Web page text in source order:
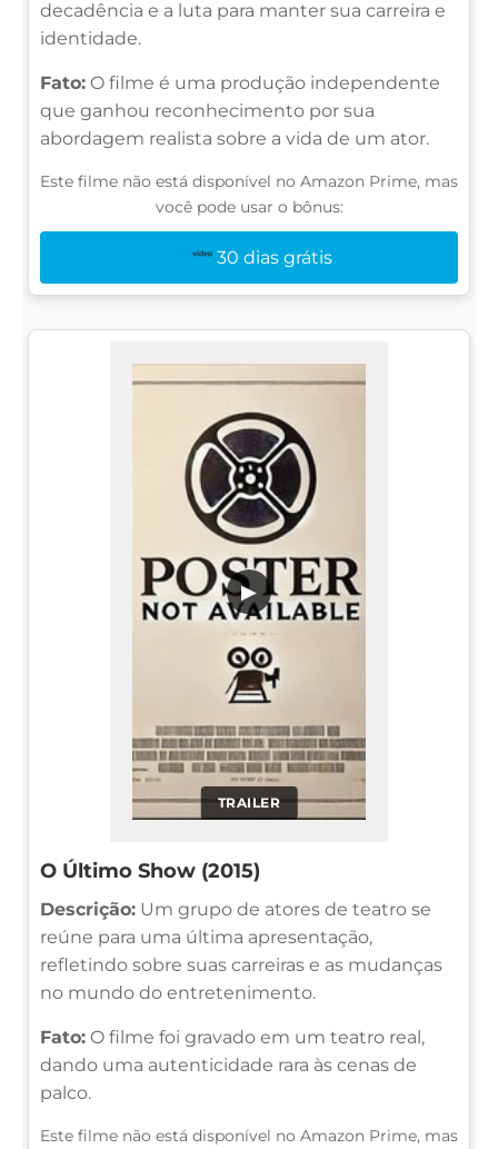
decadência e a luta para manter sua carreira e
identidade.
Fato: O filme é uma produção independente
que ganhou reconhecimento por sua
abordagem realista sobre a vida de um ator.
Este filme não está disponível no Amazon Prime, mas
você pode usar o bônus:
30 dias grátis
TRAILER
▶
O Último Show (2015)
Descrição: Um grupo de atores de teatro se
reúne para uma última apresentação,
refletindo sobre suas carreiras e as mudanças
no mundo do entretenimento.
Fato: O filme foi gravado em um teatro real,
dando uma autenticidade rara às cenas de
palco.
Este filme não está disponível no Amazon Prime, mas